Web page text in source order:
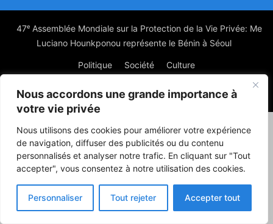
Nous accordons une grande importance à
votre vie privée
Nous utilisons des cookies pour améliorer votre expérience
de navigation, diffuser des publicités ou du contenu
personnalisés et analyser notre trafic. En cliquant sur "Tout
accepter", vous consentez à notre utilisation des cookies.
Personnaliser Tout rejeter Accepter tout
47ᵉ Assemblée Mondiale sur la Protection de la Vie Privée: Me
Luciano Hounkponou représente le Bénin à Séoul
Politique Société Culture
© Powered by digitXplus Francophone